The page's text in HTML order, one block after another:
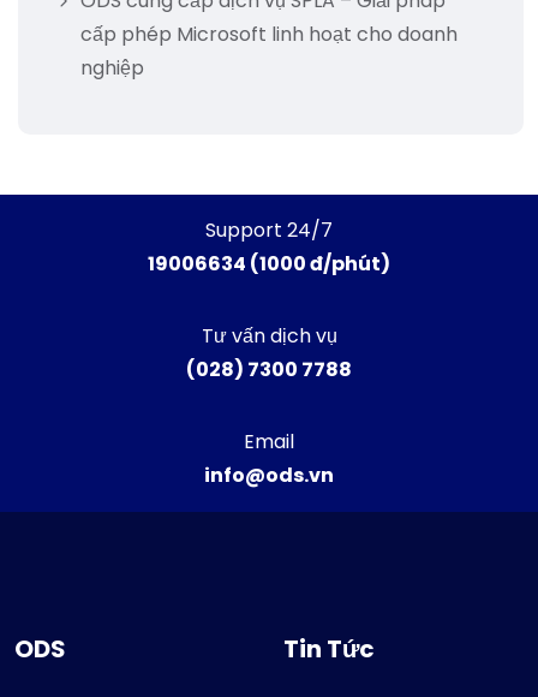
cấp phép Microsoft linh hoạt cho doanh
nghiệp
Support 24/7
19006634 (1000 đ/phút)
Tư vấn dịch vụ
(028) 7300 7788
Email
info@ods.vn
ODS Tin Tức